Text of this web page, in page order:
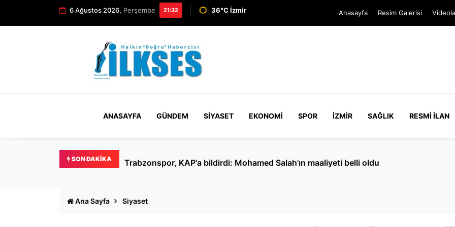
6 Ağustos 2026, Perşembe 21:32 36°C İzmir Anasayfa Resim Galerisi
ANASAYFA GÜNDEM SIYASET EKONOMI SPOR İZMIR SAĞLIK RESMI İLAN
SON DAKIKA Ertuğrul Özkök hakkında 'Cumhurbaşkanı'na hakaret' soruşturması
Ana Sayfa Siyaset